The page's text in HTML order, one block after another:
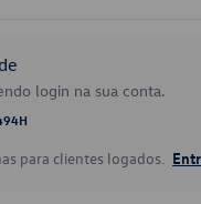
login na sua conta.
para clientes logados.